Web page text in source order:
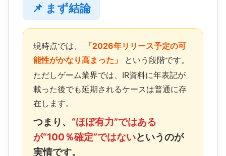
📌 まず結論
現時点では、
「2026年リリース予定の可
能性がかなり高まった」
という段階です。
ただしゲーム業界では、IR資料に年表記が
載った後でも延期されるケースは普通に存
在します。
つまり、 “ほぼ有力”ではある
が“100％確定”ではないというのが
実情です。